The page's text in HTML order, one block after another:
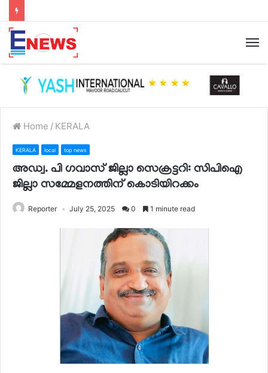
Home / KERALA
KERALA local top news
അഡ്വ. പി ഗവാസ് ജില്ലാ സെക്രട്ടറി: സിപിഐ
ജില്ലാ സമ്മേളനത്തിന് കൊടിയിറക്കം
Reporter July 25, 2025 0 1 minute read